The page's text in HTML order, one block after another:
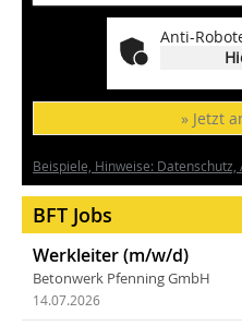
Anti-
» Jetzt
Beispiele, Hinweise:
BFT Jobs
Werkleiter (m/w/d)
Betonwerk Pfenning GmbH
14.07.2026